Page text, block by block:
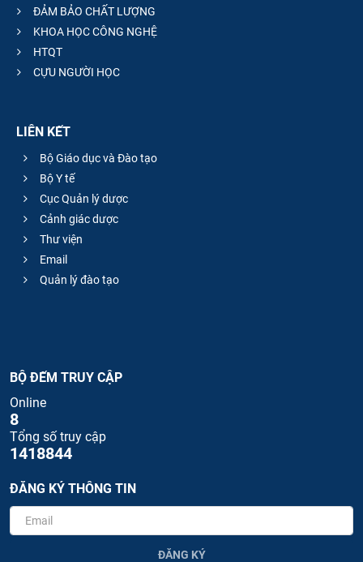
ĐẢM BẢO CHẤT LƯỢNG
KHOA HỌC CÔNG NGHỆ
HTQT
CỰU NGƯỜI HỌC
LIÊN KẾT
Bộ Giáo dục và Đào tạo
Bộ Y tế
Cục Quản lý dược
Cảnh giác dược
Thư viện
Email
Quản lý đào tạo
BỘ ĐẾM TRUY CẬP
Online
8
Tổng số truy cập
1418844
ĐĂNG KÝ THÔNG TIN
ĐĂNG KÝ